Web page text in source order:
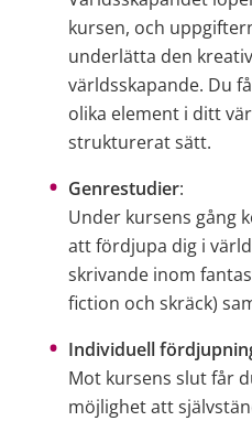
kursen, och
underlätta den
världsskapande. Du
olika element i ditt
strukturerat sätt.
Genrestudier:
Under kursens gång
att fördjupa dig i
skrivande inom
fiction och skräck)
Individuell
Mot kursens slut får
möjlighet att